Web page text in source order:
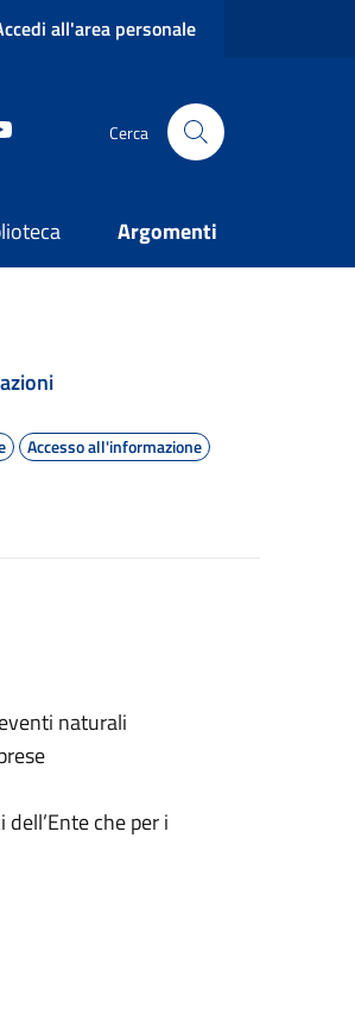
all'area personale
Cerca
Argomenti
Accesso all'informazione
naturali
che per i